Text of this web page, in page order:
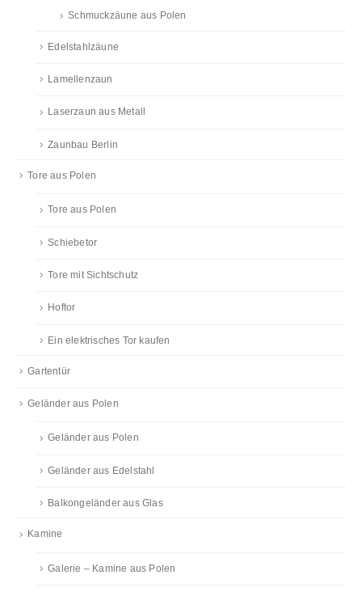
Schmuckzäune aus Polen
Edelstahlzäune
Lamellenzaun
Laserzaun aus Metall
Zaunbau Berlin
Tore aus Polen
Tore aus Polen
Schiebetor
Tore mit Sichtschutz
Hoftor
Ein elektrisches Tor kaufen
Gartentür
Geländer aus Polen
Geländer aus Polen
Geländer aus Edelstahl
Balkongeländer aus Glas
Kamine
Galerie – Kamine aus Polen